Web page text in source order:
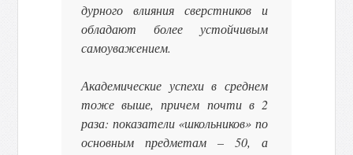
дурного влияния сверстников и
обладают более устойчивым
самоуважением.
Академические успехи в среднем
тоже выше, причем почти в 2
раза: показатели «школьников» по
основным предметам – 50, а